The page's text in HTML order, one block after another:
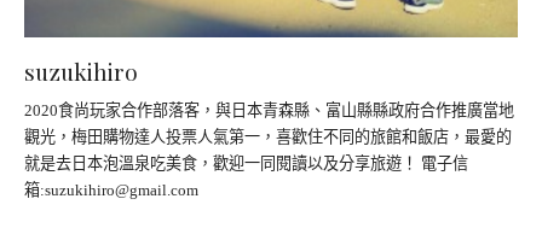
suzukihiro
2020食尚玩家合作部落客，與日本青森縣、富山縣縣政府合作推廣當地
觀光，梅田購物達人投票人氣第一，喜歡住不同的旅館和飯店，最愛的
就是去日本泡溫泉吃美食，歡迎一同閱讀以及分享旅遊！ 電子信
箱:suzukihiro@gmail.com